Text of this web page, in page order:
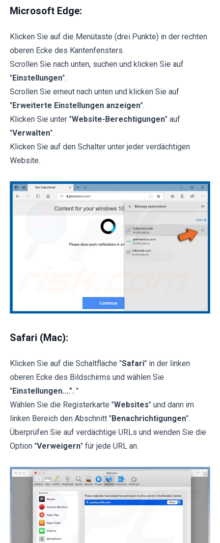
Microsoft Edge:
Klicken Sie auf die Menütaste (drei Punkte) in der rechten
oberen Ecke des Kantenfensters.
Scrollen Sie nach unten, suchen und klicken Sie auf
"Einstellungen".
Scrollen Sie erneut nach unten und klicken Sie auf
"Erweiterte Einstellungen anzeigen".
Klicken Sie unter "Website-Berechtigungen" auf
"Verwalten".
Klicken Sie auf den Schalter unter jeder verdächtigen
Website.
Safari (Mac):
Klicken Sie auf die Schaltfläche "Safari" in der linken
oberen Ecke des Bildschirms und wählen Sie
"Einstellungen....". "
Wählen Sie die Registerkarte "Websites" und dann im
linken Bereich den Abschnitt "Benachrichtigungen".
Überprüfen Sie auf verdächtige URLs und wenden Sie die
Option "Verweigern" für jede URL an.